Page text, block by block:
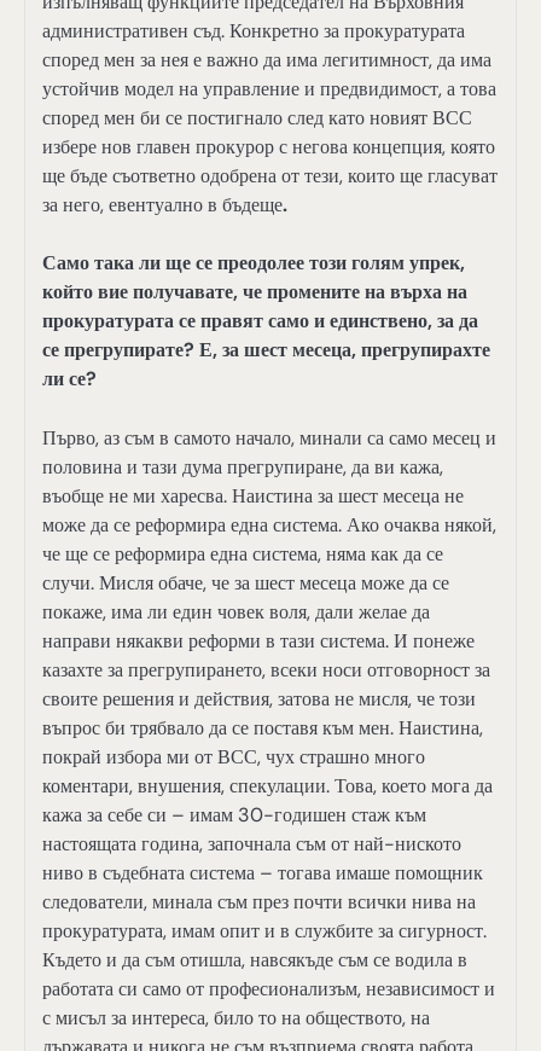
административен съд. Конкретно за прокуратурата
според мен за нея е важно да има легитимност, да има
устойчив модел на управление и предвидимост, а това
според мен би се постигнало след като новият ВСС
избере нов главен прокурор с негова концепция, която
ще бъде съответно одобрена от тези, които ще гласуват
за него, евентуално в бъдеще.
Само така ли ще се преодолее този голям упрек,
който вие получавате, че промените на върха на
прокуратурата се правят само и единствено, за да
се прегрупирате? Е, за шест месеца, прегрупирахте
ли се?
Първо, аз съм в самото начало, минали са само месец и
половина и тази дума прегрупиране, да ви кажа,
въобще не ми харесва. Наистина за шест месеца не
може да се реформира една система. Ако очаква някой,
че ще се реформира една система, няма как да се
случи. Мисля обаче, че за шест месеца може да се
покаже, има ли един човек воля, дали желае да
направи някакви реформи в тази система. И понеже
казахте за прегрупирането, всеки носи отговорност за
своите решения и действия, затова не мисля, че този
въпрос би трябвало да се поставя към мен. Наистина,
покрай избора ми от ВСС, чух страшно много
коментари, внушения, спекулации. Това, което мога да
кажа за себе си – имам 30-годишен стаж към
настоящата година, започнала съм от най-ниското
ниво в съдебната система – тогава имаше помощник
следователи, минала съм през почти всички нива на
прокуратурата, имам опит и в службите за сигурност.
Където и да съм отишла, навсякъде съм се водила в
работата си само от професионализъм, независимост и
с мисъл за интереса, било то на обществото, на